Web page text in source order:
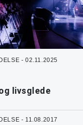
- 02.11.2025
livsglede
- 11.08.2017